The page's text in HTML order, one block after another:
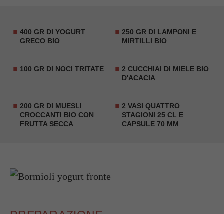
400 GR DI YOGURT
GRECO BIO
250 GR DI LAMPONI E
MIRTILLI BIO
100 GR DI NOCI TRITATE
2 CUCCHIAI DI MIELE BIO
D'ACACIA
200 GR DI MUESLI
CROCCANTI BIO CON
FRUTTA SECCA
2 VASI QUATTRO
STAGIONI 25 CL E
CAPSULE 70 MM